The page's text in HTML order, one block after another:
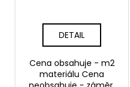
DETAIL
Cena obsahuje - m2
materiálu Cena